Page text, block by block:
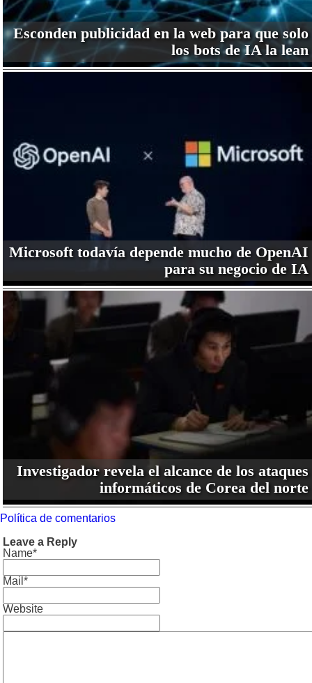
Esconden publicidad en la web para que solo
los bots de IA la lean
Microsoft todavía depende mucho de OpenAI
para su negocio de IA
Investigador revela el alcance de los ataques
informáticos de Corea del norte
Política de comentarios
Leave a Reply
Name*
Mail*
Website